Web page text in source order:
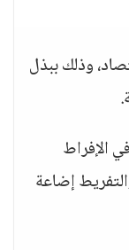
وذلك ببذل
الإفراط
إضاعة